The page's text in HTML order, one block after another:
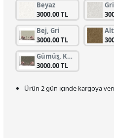
Beyaz
3000.00 TL
Bej, Gri
3000.00 TL
Gümüş, Koyu Gri
3000.00 TL
Ürün 2 gün içinde kargoya